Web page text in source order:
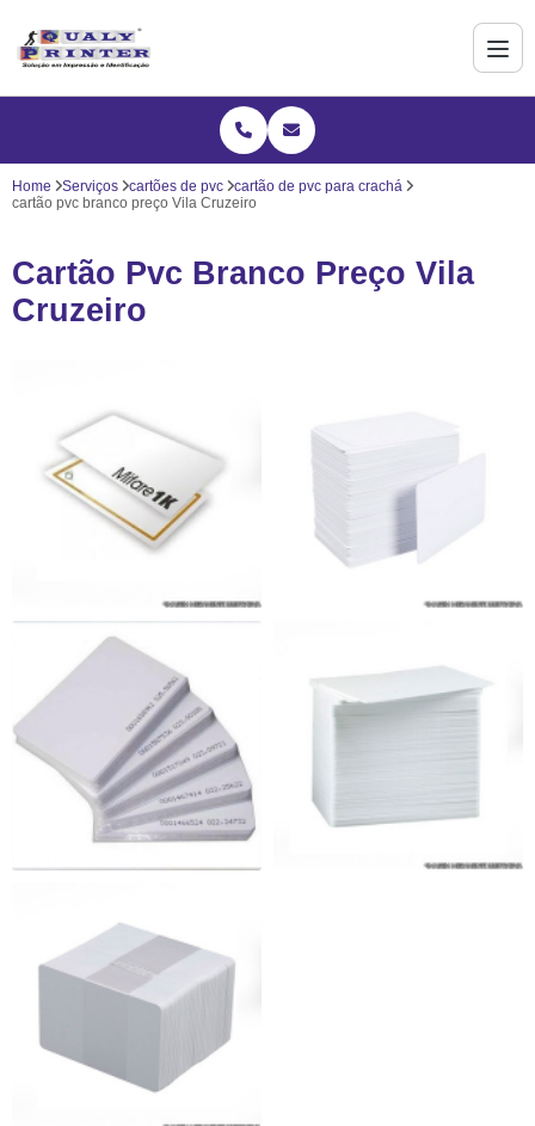
Home Serviços cartões de pvc
cartão de pvc para crachá
cartão pvc branco preço Vila Cruzeiro
Cartão Pvc Branco Preço Vila
Cruzeiro